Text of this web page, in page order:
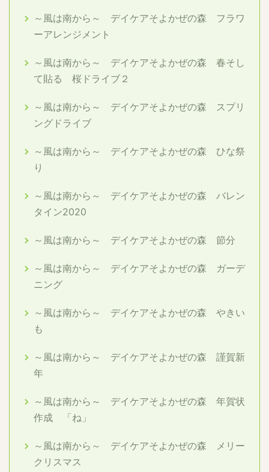
～風は南から～ デイケアそよかぜの森 フラワ
ーアレンジメント
～風は南から～ デイケアそよかぜの森 春そし
て貼る 桜ドライブ２
～風は南から～ デイケアそよかぜの森 スプリ
ングドライブ
～風は南から～ デイケアそよかぜの森 ひな祭
り
～風は南から～ デイケアそよかぜの森 バレン
タイン2020
～風は南から～ デイケアそよかぜの森 節分
～風は南から～ デイケアそよかぜの森 ガーデ
ニング
～風は南から～ デイケアそよかぜの森 やきい
も
～風は南から～ デイケアそよかぜの森 謹賀新
年
～風は南から～ デイケアそよかぜの森 年賀状
作成 「ね」
～風は南から～ デイケアそよかぜの森 メリー
クリスマス